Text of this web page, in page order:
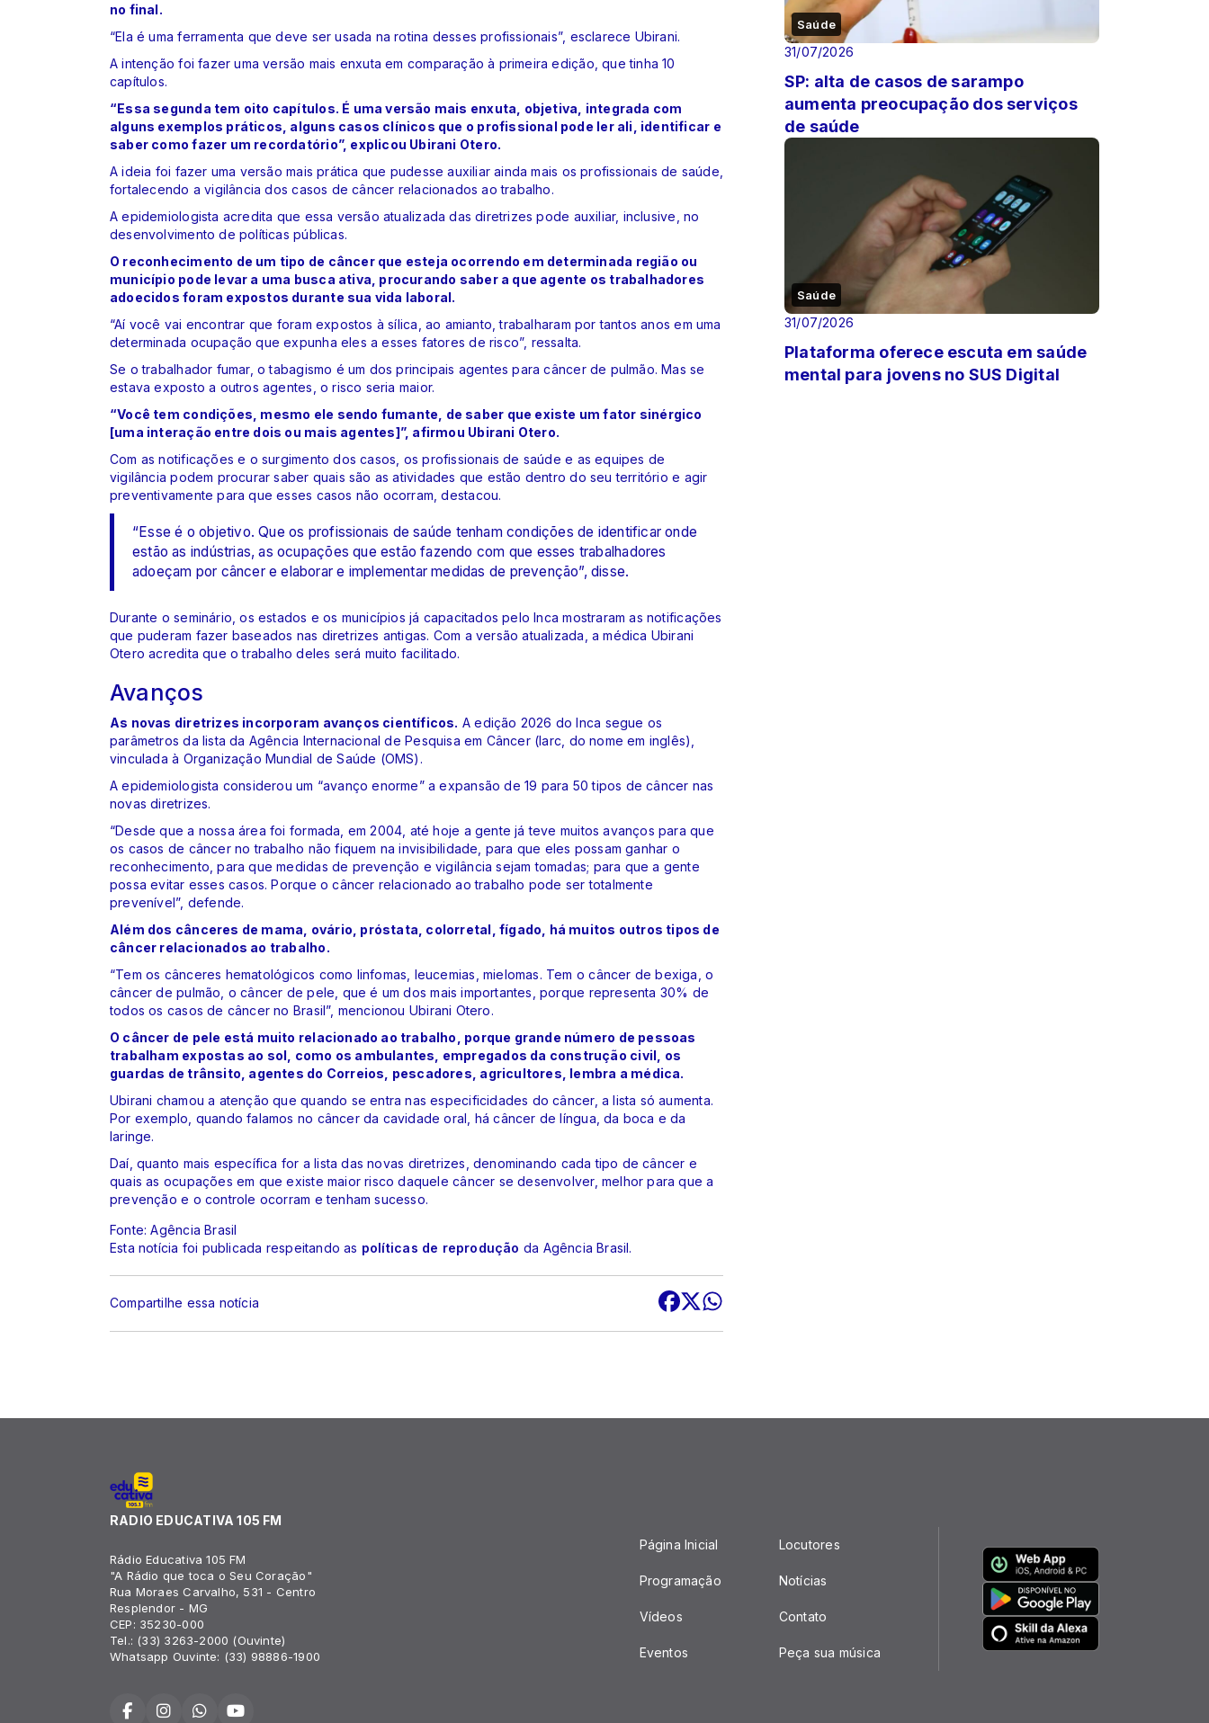
no final.
“Ela é uma ferramenta que deve ser usada na rotina desses profissionais”, esclarece Ubirani.
A intenção foi fazer uma versão mais enxuta em comparação à primeira edição, que tinha 10
capítulos.
“Essa segunda tem oito capítulos. É uma versão mais enxuta, objetiva, integrada com
alguns exemplos práticos, alguns casos clínicos que o profissional pode ler ali, identificar e
saber como fazer um recordatório”, explicou Ubirani Otero.
A ideia foi fazer uma versão mais prática que pudesse auxiliar ainda mais os profissionais de saúde,
fortalecendo a vigilância dos casos de câncer relacionados ao trabalho.
A epidemiologista acredita que essa versão atualizada das diretrizes pode auxiliar, inclusive, no
desenvolvimento de políticas públicas.
O reconhecimento de um tipo de câncer que esteja ocorrendo em determinada região ou
município pode levar a uma busca ativa, procurando saber a que agente os trabalhadores
adoecidos foram expostos durante sua vida laboral.
“Aí você vai encontrar que foram expostos à sílica, ao amianto, trabalharam por tantos anos em uma
determinada ocupação que expunha eles a esses fatores de risco”, ressalta.
Se o trabalhador fumar, o tabagismo é um dos principais agentes para câncer de pulmão. Mas se
estava exposto a outros agentes, o risco seria maior.
“Você tem condições, mesmo ele sendo fumante, de saber que existe um fator sinérgico
[uma interação entre dois ou mais agentes]”, afirmou Ubirani Otero.
Com as notificações e o surgimento dos casos, os profissionais de saúde e as equipes de
vigilância podem procurar saber quais são as atividades que estão dentro do seu território e agir
preventivamente para que esses casos não ocorram, destacou.
“Esse é o objetivo. Que os profissionais de saúde tenham condições de identificar onde
estão as indústrias, as ocupações que estão fazendo com que esses trabalhadores
adoeçam por câncer e elaborar e implementar medidas de prevenção”, disse.
Durante o seminário, os estados e os municípios já capacitados pelo Inca mostraram as notificações
que puderam fazer baseados nas diretrizes antigas. Com a versão atualizada, a médica Ubirani
Otero acredita que o trabalho deles será muito facilitado.
Avanços
As novas diretrizes incorporam avanços científicos. A edição 2026 do Inca segue os
parâmetros da lista da Agência Internacional de Pesquisa em Câncer (Iarc, do nome em inglês),
vinculada à Organização Mundial de Saúde (OMS).
A epidemiologista considerou um “avanço enorme” a expansão de 19 para 50 tipos de câncer nas
novas diretrizes.
“Desde que a nossa área foi formada, em 2004, até hoje a gente já teve muitos avanços para que
os casos de câncer no trabalho não fiquem na invisibilidade, para que eles possam ganhar o
reconhecimento, para que medidas de prevenção e vigilância sejam tomadas; para que a gente
possa evitar esses casos. Porque o câncer relacionado ao trabalho pode ser totalmente
prevenível”, defende.
Além dos cânceres de mama, ovário, próstata, colorretal, fígado, há muitos outros tipos de
câncer relacionados ao trabalho.
“Tem os cânceres hematológicos como linfomas, leucemias, mielomas. Tem o câncer de bexiga, o
câncer de pulmão, o câncer de pele, que é um dos mais importantes, porque representa 30% de
todos os casos de câncer no Brasil”, mencionou Ubirani Otero.
O câncer de pele está muito relacionado ao trabalho, porque grande número de pessoas
trabalham expostas ao sol, como os ambulantes, empregados da construção civil, os
guardas de trânsito, agentes do Correios, pescadores, agricultores, lembra a médica.
Ubirani chamou a atenção que quando se entra nas especificidades do câncer, a lista só aumenta.
Por exemplo, quando falamos no câncer da cavidade oral, há câncer de língua, da boca e da
laringe.
Daí, quanto mais específica for a lista das novas diretrizes, denominando cada tipo de câncer e
quais as ocupações em que existe maior risco daquele câncer se desenvolver, melhor para que a
prevenção e o controle ocorram e tenham sucesso.
Fonte: Agência Brasil
Esta notícia foi publicada respeitando as políticas de reprodução da Agência Brasil.
Compartilhe essa notícia
Saúde
31/07/2026
SP: alta de casos de sarampo
aumenta preocupação dos serviços
de saúde
Saúde
31/07/2026
Plataforma oferece escuta em saúde
mental para jovens no SUS Digital
RADIO EDUCATIVA 105 FM
Rádio Educativa 105 FM
"A Rádio que toca o Seu Coração"
Rua Moraes Carvalho, 531 - Centro
Resplendor - MG
CEP: 35230-000
Tel.: (33) 3263-2000 (Ouvinte)
Whatsapp Ouvinte: (33) 98886-1900
Página Inicial
Programação
Vídeos
Eventos
Locutores
Notícias
Contato
Peça sua música